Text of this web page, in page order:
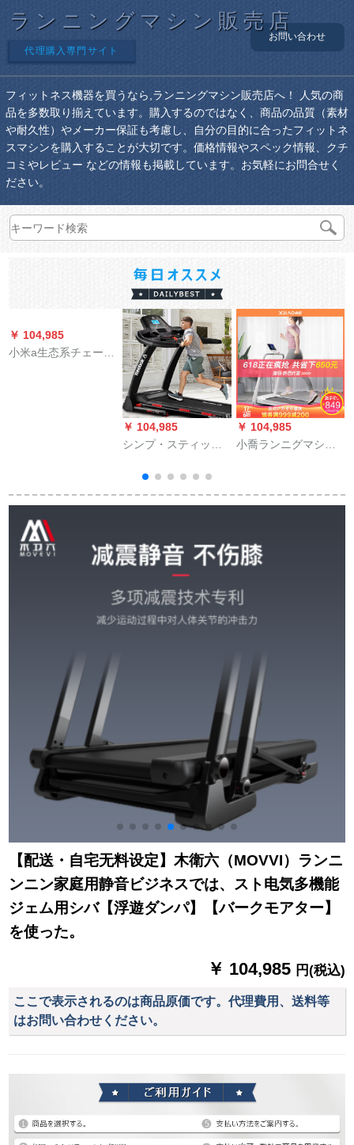
ランニングマシン販売店
代理購入専門サイト
お問い合わせ
フィットネス機器を買うなら,ランニングマシン販売店へ！ 人気の商
品を多数取り揃えています。購入するのではなく、商品の品質（素材
や耐久性）やメーカー保証も考慮し、自分の目的に合ったフィットネ
スマシンを購入することが大切です。価格情報やスペック情報、クチ
コミやレビュー などの情報も掲載しています。お気軽にお問合せく
ださい。
￥ 104,985
小米a生态系チェーイ
纳に邪魔がありま
す。大学生寮はおし
ゃれな白加寛台2019
高配合APPベルの手
￥ 104,985
シンプ・スティップ
マン家庭用静音可折
震運動フーティーネ
￥ 104,985
小喬ランニグマシン
たみくり収納屋室内
ニQ 1 S(基礎モデル)
無特許ダンピグ
【配送・自宅无料设定】木衛六（MOVVI）ランニ
ンニン家庭用静音ビジネスでは、スト电気多機能
ジェム用シバ【浮遊ダンパ】【バークモアター】
を使った。
￥ 104,985 円(税込)
ここで表示されるのは商品原価です。代理費用、送料等
はお問い合わせください。